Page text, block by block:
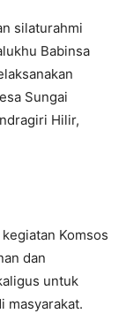
silaturahmi
Babinsa
Sungai
Hilir,
Komsos
dan
untuk
masyarakat.